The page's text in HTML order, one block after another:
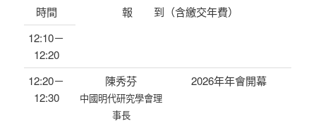
時間
報 到（含繳交年費）
12:10－
12:20
12:20－
12:30
陳秀芬
中國明代研究學會理
事長
2026年年會開幕